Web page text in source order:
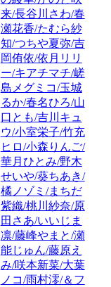
来/長谷川さわ/春
瀬花香/たむら紗
知/つちや夏弥/吉
岡侑依/依月リリ
ー/キアチマチ/嵯
島メグミコ/玉城
るか/春名ひろ/山
口とも/吉川キュ
ウ/小室栄子/竹充
ヒロ/小森りんご/
華月ひとみ/野木
せいや/葵ちあき/
橘ノゾミ/まちだ
紫織/桃川紗奈/原
田さあ/いいじま
凛/藤峰やまと/瀬
能じゅん/藤原え
み/咲本新菜/大葉
ノコ/雨村澪/＆フ